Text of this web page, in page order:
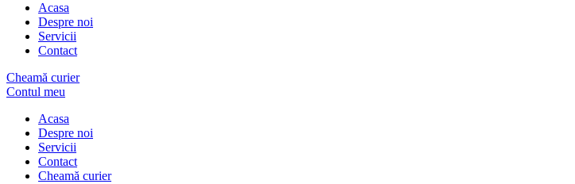
Acasa
Despre noi
Servicii
Contact
Cheamă curier
Contul meu
Acasa
Despre noi
Servicii
Contact
Cheamă curier